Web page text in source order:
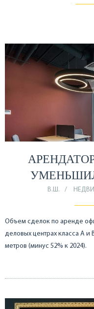
В.Ш.
Объем сделок по аренде
деловых центрах класса А и
метров (минус 52% к 2024).